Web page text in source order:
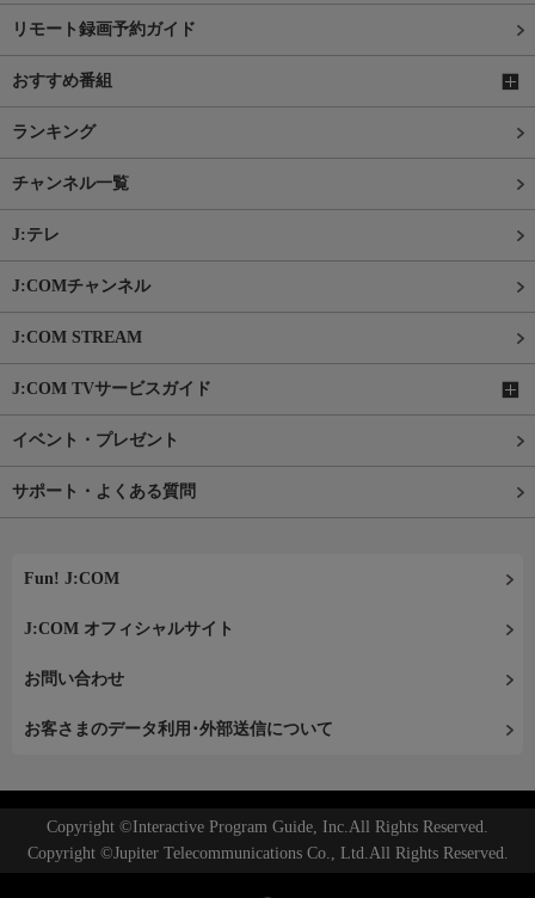
リモート録画予約ガイド
おすすめ番組
ランキング
チャンネル一覧
J:テレ
J:COMチャンネル
J:COM STREAM
J:COM TVサービスガイド
イベント・プレゼント
サポート・よくある質問
Fun! J:COM
J:COM オフィシャルサイト
お問い合わせ
お客さまのデータ利用･外部送信について
Copyright ©Interactive Program Guide, Inc.All Rights Reserved.
Copyright ©Jupiter Telecommunications Co., Ltd.All Rights Reserved.